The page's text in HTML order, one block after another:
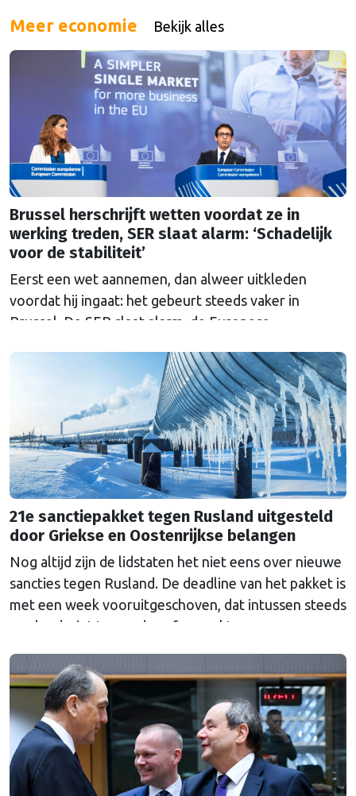
Meer economie Bekijk alles
Brussel herschrijft wetten voordat ze in
werking treden, SER slaat alarm: ‘Schadelijk
voor de stabiliteit’
Eerst een wet aannemen, dan alweer uitkleden
voordat hij ingaat: het gebeurt steeds vaker in
Brussel. De SER slaat alarm, de Europese
21e sanctiepakket tegen Rusland uitgesteld
door Griekse en Oostenrijkse belangen
Nog altijd zijn de lidstaten het niet eens over nieuwe
sancties tegen Rusland. De deadline van het pakket is
met een week vooruitgeschoven, dat intussen steeds
verder dreigt te worden afgezwakt.